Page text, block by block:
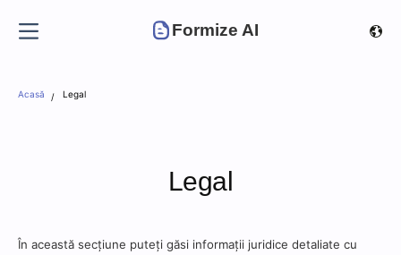
Formize AI
Acasă Legal
Legal
În această secțiune puteți găsi informații juridice detaliate cu